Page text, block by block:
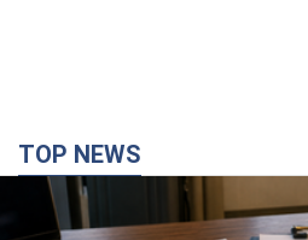
Нардепи взяли гроші з